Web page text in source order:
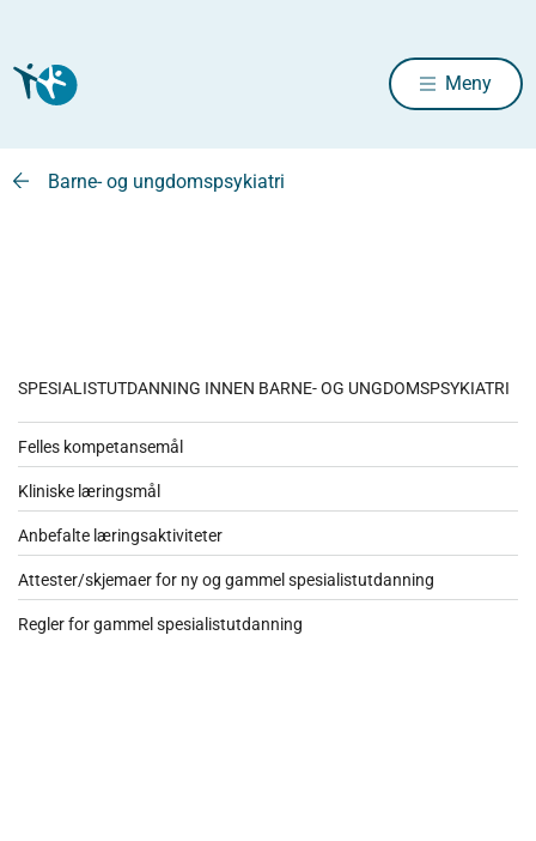
Meny
Barne- og ungdomspsykiatri
SPESIALISTUTDANNING INNEN BARNE- OG UNGDOMSPSYKIATRI
Felles kompetansemål
Kliniske læringsmål
Anbefalte læringsaktiviteter
Attester/skjemaer for ny og gammel spesialistutdanning
Regler for gammel spesialistutdanning